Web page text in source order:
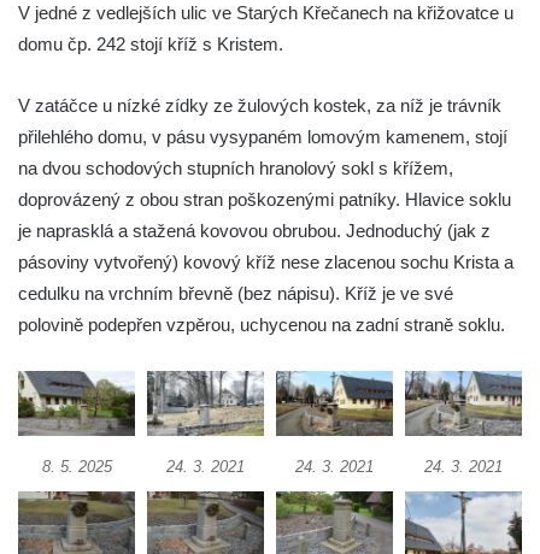
v Kamenném Újezdě
Kříž na křižovatce ulic 5. května a Dělnická
Kříž v Dělnické ulici v Kamenném Újezdě
Boží muka na křižovatce ulic Latrán a K
Malší ve Velešíně
Centrální kříž hřbitova ve Velešíně
Kříž u kostela svatého Václava ve Velešíně
Kříž u brány na hřbitov ve Velešíně
Kříž u fary v Římově
Kříž u lípy Jana Gurreho v Římově
Boží muka u hřbitova v Římově
Centrální kříž hřbitova v Římově
Kříž na návsi v Dolním Třeboníně
V jedné z vedlejších ulic ve Starých Křečanech na křižovatce u
domu čp. 242 stojí kříž s Kristem.
V zatáčce u nízké zídky ze žulových kostek, za níž je trávník
přilehlého domu, v pásu vysypaném lomovým kamenem, stojí
na dvou schodových stupních hranolový sokl s křížem,
doprovázený z obou stran poškozenými patníky. Hlavice soklu
je naprasklá a stažená kovovou obrubou. Jednoduchý (jak z
pásoviny vytvořený) kovový kříž nese zlacenou sochu Krista a
cedulku na vrchním břevně (bez nápisu). Kříž je ve své
polovině podepřen vzpěrou, uchycenou na zadní straně soklu.
8. 5. 2025 24. 3. 2021 24. 3. 2021 24. 3. 2021